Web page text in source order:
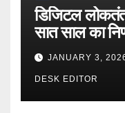
डिजिटल
सात साल का
JANUARY 3,
DESK EDITOR